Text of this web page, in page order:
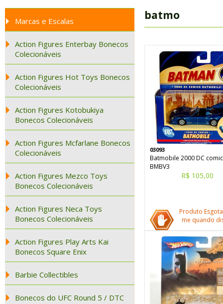
Marcas e Escalas
Action Figures Enterbay Bonecos
Colecionáveis
Action Figures Hot Toys Bonecos
Colecionáveis
Action Figures Kotobukiya
Bonecos Colecionáveis
Action Figures Mcfarlane Bonecos
Colecionáveis
Action Figures Mezco Toys
Bonecos Colecionáveis
Action Figures Neca Toys
Bonecos Colecionáveis
Action Figures Play Arts Kai
Bonecos Square Enix
Barbie Collectibles
Bonecos do UFC Round 5 / DTC
batmo
03093
Batmobile 2000 DC
BMBV3
R$ 105,00
Produto
me quando